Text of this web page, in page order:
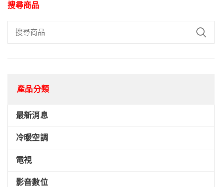
搜尋商品
產品分類
最新消息
冷暖空調
電視
影音數位